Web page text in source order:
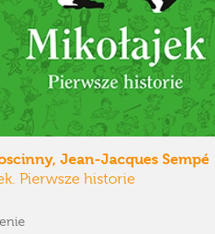
Jean-Jacques Sempé
Pierwsze historie